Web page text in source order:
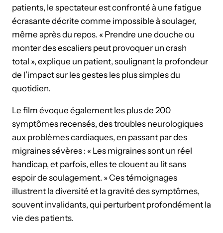
patients, le spectateur est confronté à une fatigue
écrasante décrite comme impossible à soulager,
même après du repos. « Prendre une douche ou
monter des escaliers peut provoquer un crash
total », explique un patient, soulignant la profondeur
de l’impact sur les gestes les plus simples du
quotidien.
Le film évoque également les plus de 200
symptômes recensés, des troubles neurologiques
aux problèmes cardiaques, en passant par des
migraines sévères : « Les migraines sont un réel
handicap, et parfois, elles te clouent au lit sans
espoir de soulagement. » Ces témoignages
illustrent la diversité et la gravité des symptômes,
souvent invalidants, qui perturbent profondément la
vie des patients.